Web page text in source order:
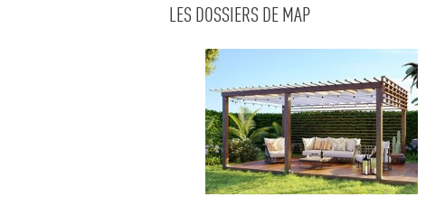
LES DOSSIERS DE MAP